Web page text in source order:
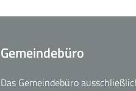
Gemeindebüro
Das Gemeindebüro